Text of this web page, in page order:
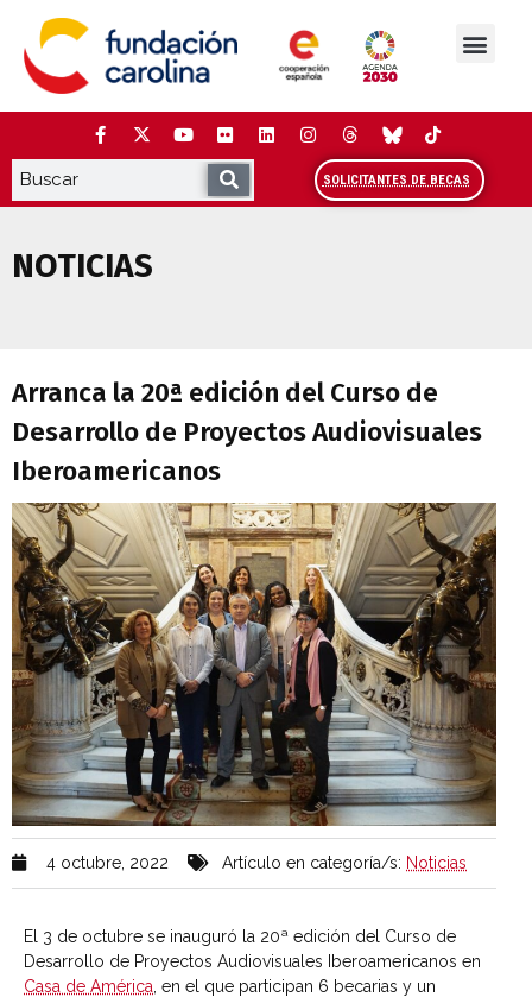
contenido
SOLICITANTES DE BECAS
NOTICIAS
Arranca la 20ª edición del Curso de
Desarrollo de Proyectos Audiovisuales
Iberoamericanos
4 octubre, 2022 Artículo en categoría/s: Noticias
El 3 de octubre se inauguró la 20ª edición del Curso de
Desarrollo de Proyectos Audiovisuales Iberoamericanos en
Casa de América , en el que participan 6 becarias y un